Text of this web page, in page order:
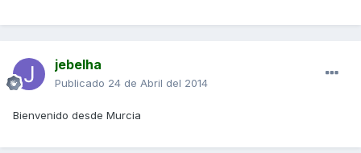
jebelha
Publicado 24 de Abril del 2014
Bienvenido desde Murcia